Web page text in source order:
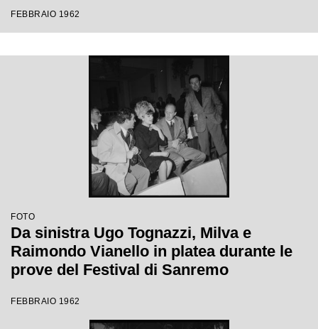
FEBBRAIO 1962
FOTO
Da sinistra Ugo Tognazzi, Milva e
Raimondo Vianello in platea durante le
prove del Festival di Sanremo
FEBBRAIO 1962